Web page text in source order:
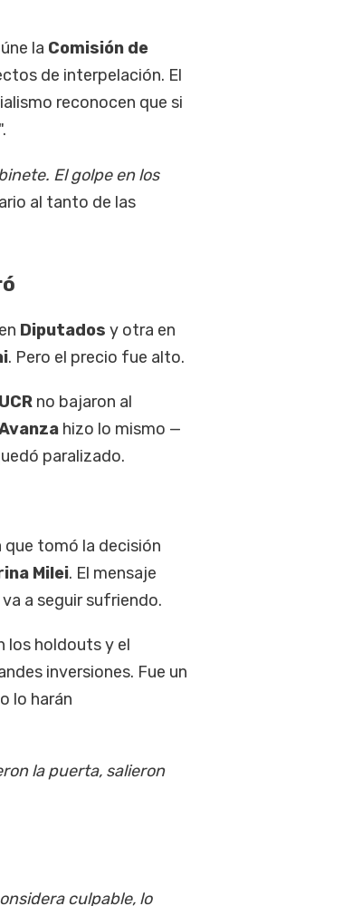
la Comisión de
de interpelación. El
reconocen que si
El golpe en los
al tanto de las
Diputados y otra en
. Pero el precio fue alto.
UCR no bajaron al
hizo lo mismo —
paralizado.
que tomó la decisión
Milei. El mensaje
a seguir sufriendo.
los holdouts y el
inversiones. Fue un
lo harán
la puerta, salieron
culpable, lo